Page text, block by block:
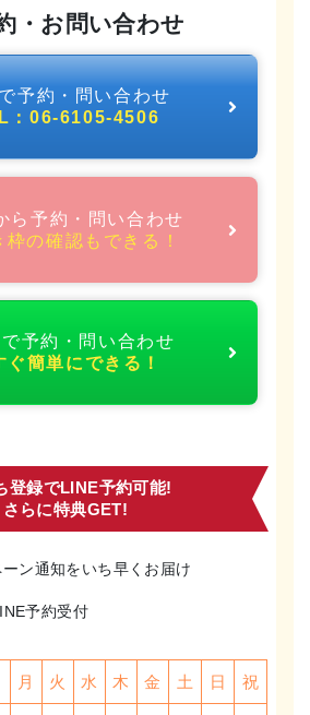
・お問い合わせ
予約・問い合わせ
：06-6105-4506
ら予約・問い合わせ
枠の確認もできる！
予約・問い合わせ
ぐ簡単にできる！
登録でLINE予約可能!
さらに特典GET!
ン通知をいち早くお届け
予約受付
月 火 水 木 金 土 日 祝